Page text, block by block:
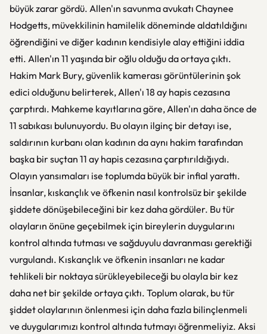
büyük zarar gördü. Allen'ın savunma avukatı Chaynee
Hodgetts, müvekkilinin hamilelik döneminde aldatıldığını
öğrendiğini ve diğer kadının kendisiyle alay ettiğini iddia
etti. Allen'ın 11 yaşında bir oğlu olduğu da ortaya çıktı.
Hakim Mark Bury, güvenlik kamerası görüntülerinin şok
edici olduğunu belirterek, Allen'ı 18 ay hapis cezasına
çarptırdı. Mahkeme kayıtlarına göre, Allen'ın daha önce de
11 sabıkası bulunuyordu. Bu olayın ilginç bir detayı ise,
saldırının kurbanı olan kadının da aynı hakim tarafından
başka bir suçtan 11 ay hapis cezasına çarptırıldığıydı.
Olayın yansımaları ise toplumda büyük bir infial yarattı.
İnsanlar, kıskançlık ve öfkenin nasıl kontrolsüz bir şekilde
şiddete dönüşebileceğini bir kez daha gördüler. Bu tür
olayların önüne geçebilmek için bireylerin duygularını
kontrol altında tutması ve sağduyulu davranması gerektiği
vurgulandı. Kıskançlık ve öfkenin insanları ne kadar
tehlikeli bir noktaya sürükleyebileceği bu olayla bir kez
daha net bir şekilde ortaya çıktı. Toplum olarak, bu tür
şiddet olaylarının önlenmesi için daha fazla bilinçlenmeli
ve duygularımızı kontrol altında tutmayı öğrenmeliyiz. Aksi